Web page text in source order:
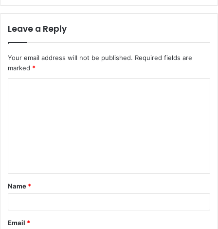
Leave a Reply
Your email address will not be published. Required fields are
marked *
t
*
Name *
Email *